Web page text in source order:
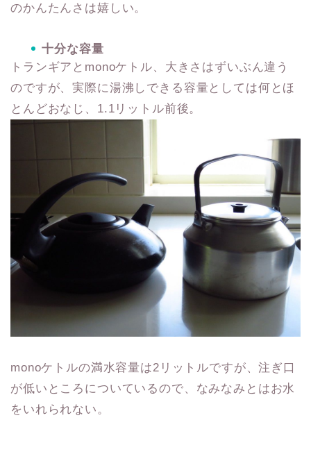
のかんたんさは嬉しい。
十分な容量
トランギアとmonoケトル、大きさはずいぶん違う
のですが、実際に湯沸しできる容量としては何とほ
とんどおなじ、1.1リットル前後。
monoケトルの満水容量は2リットルですが、注ぎ口
が低いところについているので、なみなみとはお水
をいれられない。